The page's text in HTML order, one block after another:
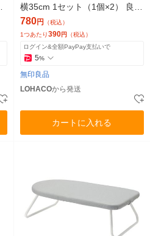
横35cm 1セット（1個×2） 良品
計画
780円
（税込）
1つあたり390円 （税込）
ログイン&全額PayPay支払いで
5%
無印良品
LOHACOから発送
カートに入れる